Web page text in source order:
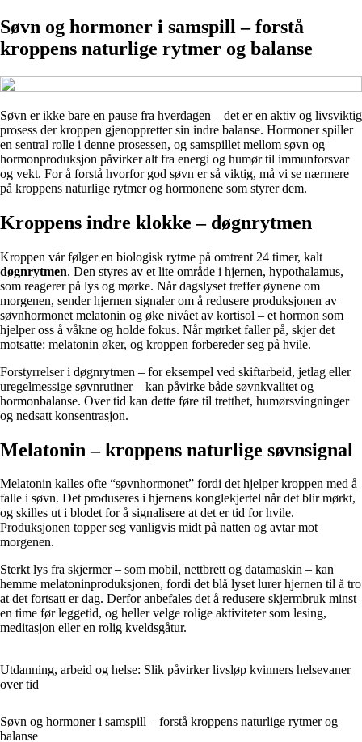
Søvn og hormoner i samspill – forstå
kroppens naturlige rytmer og balanse
Søvn er ikke bare en pause fra hverdagen – det er en aktiv og livsviktig
prosess der kroppen gjenoppretter sin indre balanse. Hormoner spiller
en sentral rolle i denne prosessen, og samspillet mellom søvn og
hormonproduksjon påvirker alt fra energi og humør til immunforsvar
og vekt. For å forstå hvorfor god søvn er så viktig, må vi se nærmere
på kroppens naturlige rytmer og hormonene som styrer dem.
Kroppens indre klokke – døgnrytmen
Kroppen vår følger en biologisk rytme på omtrent 24 timer, kalt
døgnrytmen. Den styres av et lite område i hjernen, hypothalamus,
som reagerer på lys og mørke. Når dagslyset treffer øynene om
morgenen, sender hjernen signaler om å redusere produksjonen av
søvnhormonet melatonin og øke nivået av kortisol – et hormon som
hjelper oss å våkne og holde fokus. Når mørket faller på, skjer det
motsatte: melatonin øker, og kroppen forbereder seg på hvile.
Forstyrrelser i døgnrytmen – for eksempel ved skiftarbeid, jetlag eller
uregelmessige søvnrutiner – kan påvirke både søvnkvalitet og
hormonbalanse. Over tid kan dette føre til tretthet, humørsvingninger
og nedsatt konsentrasjon.
Melatonin – kroppens naturlige søvnsignal
Melatonin kalles ofte “søvnhormonet” fordi det hjelper kroppen med å
falle i søvn. Det produseres i hjernens konglekjertel når det blir mørkt,
og skilles ut i blodet for å signalisere at det er tid for hvile.
Produksjonen topper seg vanligvis midt på natten og avtar mot
morgenen.
Sterkt lys fra skjermer – som mobil, nettbrett og datamaskin – kan
hemme melatoninproduksjonen, fordi det blå lyset lurer hjernen til å tro
at det fortsatt er dag. Derfor anbefales det å redusere skjermbruk minst
en time før leggetid, og heller velge rolige aktiviteter som lesing,
meditasjon eller en rolig kveldsgåtur.
Utdanning, arbeid og helse: Slik påvirker livsløp kvinners helsevaner
over tid
Søvn og hormoner i samspill – forstå kroppens naturlige rytmer og
balanse